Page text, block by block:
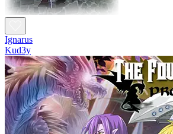
Ignarus
Kud3y